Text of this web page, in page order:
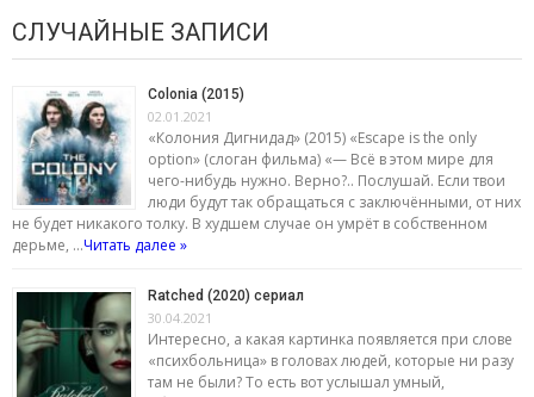
СЛУЧАЙНЫЕ ЗАПИСИ
Colonia (2015)
02.01.2021
«Колония Дигнидад» (2015) «Escape is the only
option» (слоган фильма) «— Всё в этом мире для
чего-нибудь нужно. Верно?.. Послушай. Если твои
люди будут так обращаться с заключёнными, от них
не будет никакого толку. В худшем случае он умрёт в собственном
дерьме, …Читать далее »
Ratched (2020) сериал
30.04.2021
Интересно, а какая картинка появляется при слове
«психбольница» в головах людей, которые ни разу
там не были? То есть вот услышал умный,